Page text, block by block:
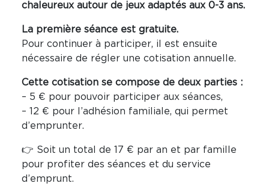
chaleureux autour de jeux adaptés aux 0-3 ans.
La première séance est gratuite.
Pour continuer à participer, il est ensuite
nécessaire de régler une cotisation annuelle.
Cette cotisation se compose de deux parties :
– 5 € pour pouvoir participer aux séances,
– 12 € pour l’adhésion familiale, qui permet
d’emprunter.
👉 Soit un total de 17 € par an et par famille
pour profiter des séances et du service
d’emprunt.